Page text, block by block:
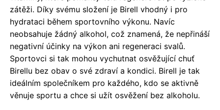
zátěži. Díky svému složení je Birell vhodný i pro
hydrataci během sportovního výkonu. Navíc
neobsahuje žádný alkohol, což znamená, že nepřináší
negativní účinky na výkon ani regeneraci svalů.
Sportovci si tak mohou vychutnat osvěžující chuť
Birellu bez obav o své zdraví a kondici. Birell je tak
ideálním společníkem pro každého, kdo se aktivně
věnuje sportu a chce si užít osvěžení bez alkoholu.